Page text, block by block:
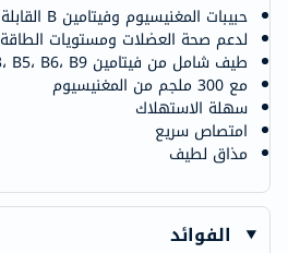
حبيبات المغنيسيوم وفيتامين B القابلة للتشتت
لدعم صحة العضلات ومستويات الطاقة
طيف شامل من فيتامين B1، B2، B3، B5، B6، B9 و B12
مع 300 ملجم من المغنيسيوم
سهلة الاستهلاك
امتصاص سريع
مذاق لطيف
الفوائد